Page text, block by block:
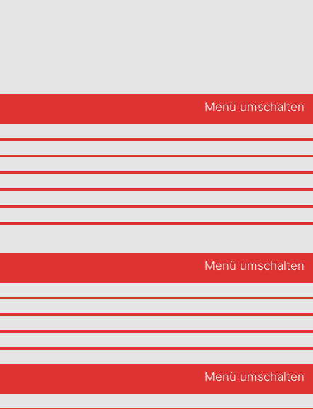
Menü umschalten
Menü umschalten
Menü umschalten